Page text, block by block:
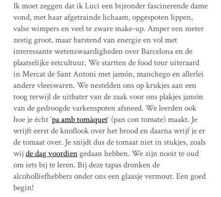
Ik moet zeggen dat ik Luci een bijzonder fascinerende dame
vond, met haar afgetrainde lichaam, opgespoten lippen,
valse wimpers en veel te zware make-up. Amper een meter
zestig groot, maar barstend van energie en vol met
interessante wetenswaardigheden over Barcelona en de
plaatselijke eetcultuur. We startten de food tour uiteraard
in Mercat de Sant Antoni met jamón, manchego en allerlei
andere vleeswaren. We nestelden ons op krukjes aan een
toog terwijl de uitbater van de zaak voor ons plakjes jamón
van de gedroogde varkenspoten afsneed. We leerden ook
hoe je écht ‘pa amb tomàquet‘ (pan con tomate) maakt. Je
wrijft eerst de knoflook over het brood en daarna wrijf je er
de tomaat over. Je snijdt dus de tomaat niet in stukjes, zoals
wijde dag voordiengedaan hebben. We zijn nooit te oud
om iets bij te leren. Bij deze tapas dronken de
alcoholliefhebbers onder ons een glaasje vermout. Een goed
begin!